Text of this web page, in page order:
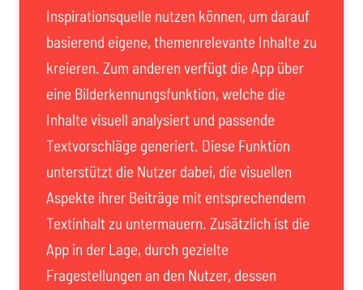
Inspirationsquelle nutzen können, um darauf
basierend eigene, themenrelevante Inhalte zu
kreieren. Zum anderen verfügt die App über
eine Bilderkennungsfunktion, welche die
Inhalte visuell analysiert und passende
Textvorschläge generiert. Diese Funktion
unterstützt die Nutzer dabei, die visuellen
Aspekte ihrer Beiträge mit entsprechendem
Textinhalt zu untermauern. Zusätzlich ist die
App in der Lage, durch gezielte
Fragestellungen an den Nutzer, dessen